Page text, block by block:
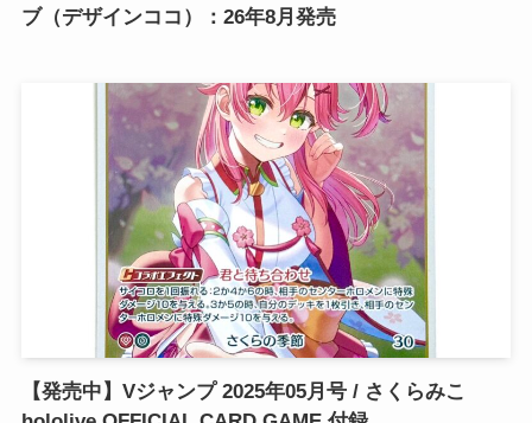
ブ（デザインココ）：26年8月発売
【発売中】Vジャンプ 2025年05月号 / さくらみこ